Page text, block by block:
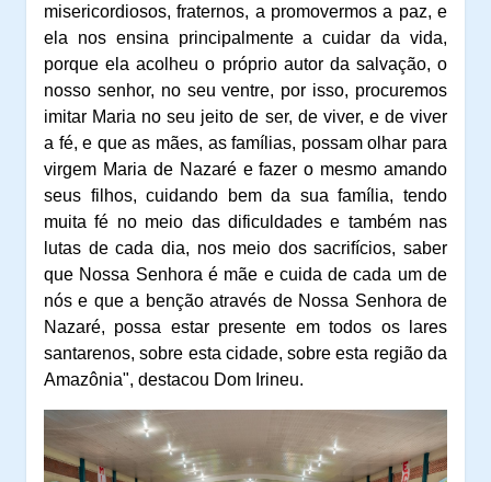
misericordiosos, fraternos, a promovermos a paz, e
ela nos ensina principalmente a cuidar da vida,
porque ela acolheu o próprio autor da salvação, o
nosso senhor, no seu ventre, por isso, procuremos
imitar Maria no seu jeito de ser, de viver, e de viver
a fé, e que as mães, as famílias, possam olhar para
virgem Maria de Nazaré e fazer o mesmo amando
seus filhos, cuidando bem da sua família, tendo
muita fé no meio das dificuldades e também nas
lutas de cada dia, nos meio dos sacrifícios, saber
que Nossa Senhora é mãe e cuida de cada um de
nós e que a benção através de Nossa Senhora de
Nazaré, possa estar presente em todos os lares
santarenos, sobre esta cidade, sobre esta região da
Amazônia", destacou Dom Irineu.